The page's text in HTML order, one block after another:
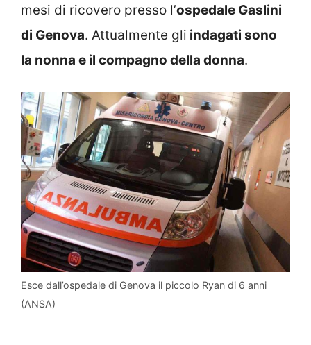
mesi di ricovero presso l’ospedale Gaslini
di Genova. Attualmente gli indagati sono
la nonna e il compagno della donna.
Esce dall’ospedale di Genova il piccolo Ryan di 6 anni
(ANSA)